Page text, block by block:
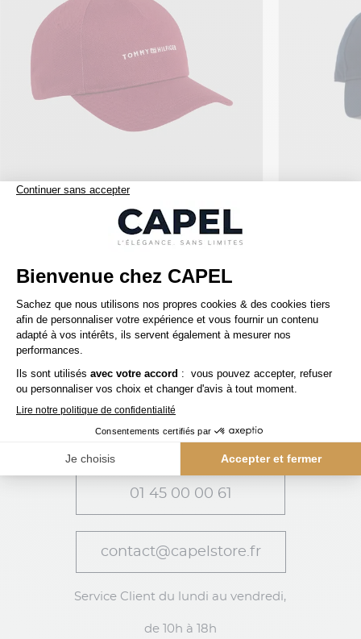
Casquette Bordeaux Tommy Hilfiger
capelstore Accessoires
Casquettes
Casquette Rouge Paul & Shark
SERVICE CLIENT
Une question ? Besoin d'un conseil ?
01 45 00 00 61
contact@capelstore.fr
Service Client du lundi au vendredi,
de 10h à 18h